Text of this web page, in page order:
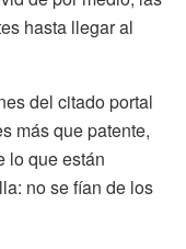
hasta llegar al
del citado portal
más que patente,
lo que están
no se fían de los